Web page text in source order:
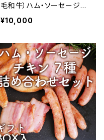
毛和牛）ハム・ソーセージセ
ット
¥10,000